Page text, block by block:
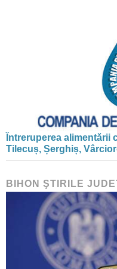
Întreruperea alimentării
Tilecuș, Șerghiș,
BIHON ŞTIRILE